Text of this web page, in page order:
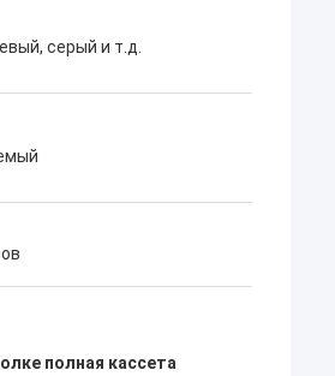
серый и т.д.
полная кассета